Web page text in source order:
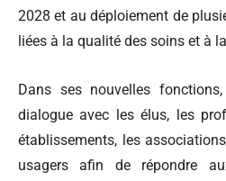
2028 et au déploiement de
liées à la qualité des soins et à
Dans ses nouvelles
dialogue avec les élus, les
établissements, les
usagers afin de répondre